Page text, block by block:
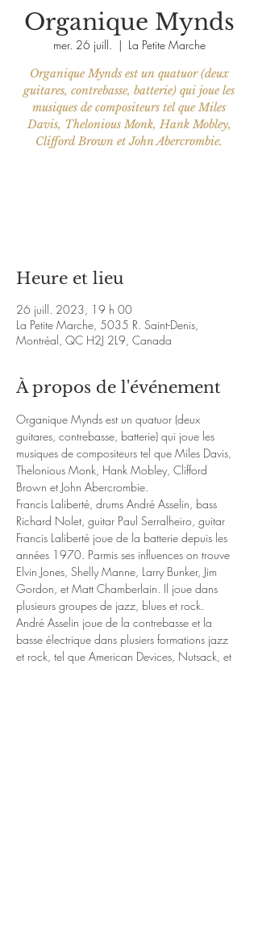
Organique Mynds
mer. 26 juill.
  |
La Petite Marche
Organique Mynds est un quatuor (deux
guitares, contrebasse, batterie) qui joue les
musiques de compositeurs tel que Miles
Davis, Thelonious Monk, Hank Mobley,
Clifford Brown et John Abercrombie.
Heure et lieu
26 juill. 2023, 19 h 00
La Petite Marche, 5035 R. Saint-Denis,
Montréal, QC H2J 2L9, Canada
À propos de l'événement
Organique Mynds est un quatuor (deux
guitares, contrebasse, batterie) qui joue les
musiques de compositeurs tel que Miles Davis,
Thelonious Monk, Hank Mobley, Clifford
Brown et John Abercrombie.
Francis Laliberté, drums André Asselin, bass
Richard Nolet, guitar Paul Serralheiro, guitar
Francis Laliberté joue de la batterie depuis les
années 1970. Parmis ses influences on trouve
Elvin Jones, Shelly Manne, Larry Bunker, Jim
Gordon, et Matt Chamberlain. Il joue dans
plusieurs groupes de jazz, blues et rock.
André Asselin joue de la contrebasse et la
basse électrique dans plusiers formations jazz
et rock, tel que American Devices, Nutsack, et